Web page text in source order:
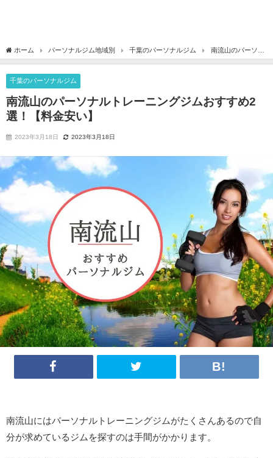
ホーム パーソナルジム地域別 千葉のパーソナルジム
南流山のパーソナ
ルトレーニングジムおすすめ2選！【料金安い】
千葉のパーソナルジム
南流山のパーソナルトレーニングジムおすすめ2
選！【料金安い】
2023年3月18日 2023年3月18日
南流山にはパーソナルトレーニングジムがたくさんあるので自
分が求めているジムを探すのは手間がかかります。